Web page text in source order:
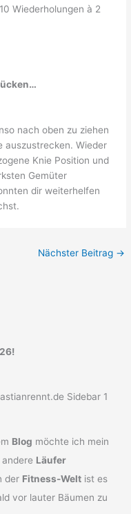
Wiederholungen à 2
nach oben zu ziehen
auszustrecken. Wieder
Knie Position und
Gemüter
dir weiterhelfen
Nächster Beitrag →
Blog möchte ich mein
Läufer
der Fitness-Welt ist es
vor lauter Bäumen zu